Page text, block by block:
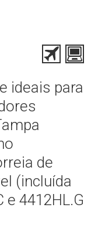
ideais para
de
(incluída
e 4412HL.G